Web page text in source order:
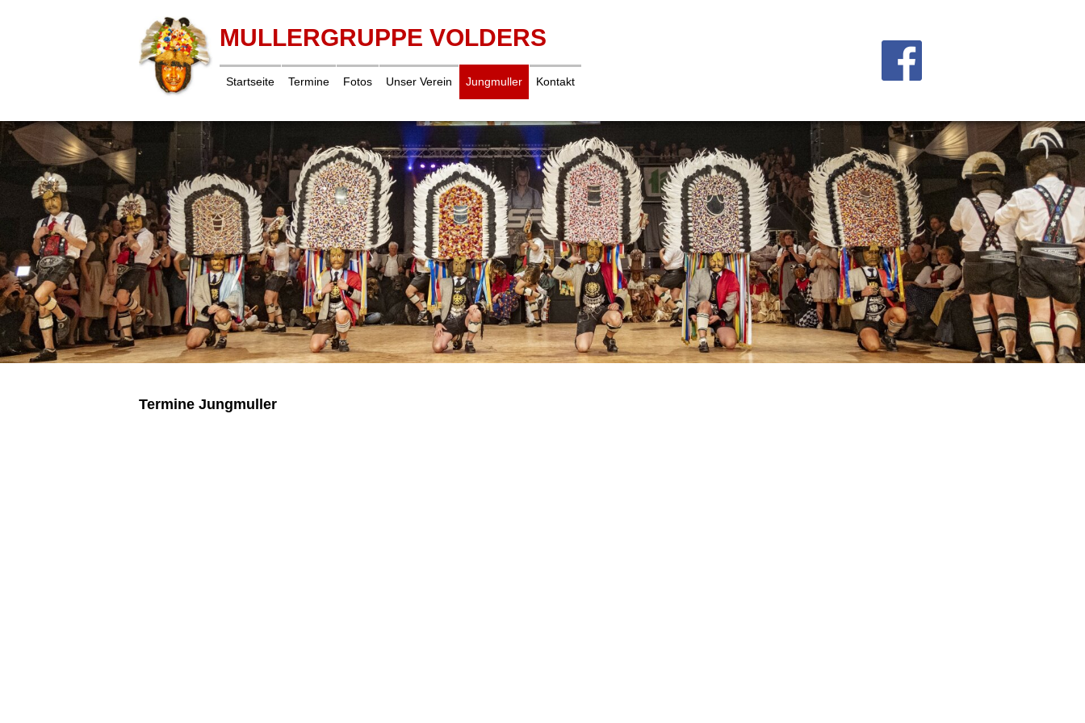
MULLERGRUPPE VOLDERS
Startseite Termine Fotos Unser Verein Jungmuller Kontakt
Termine Jungmuller